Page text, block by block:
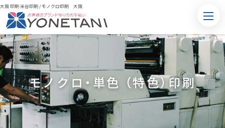
大阪 印刷 米谷印刷/モノクロ印刷 大阪
モノクロ・単色 （特色）印刷